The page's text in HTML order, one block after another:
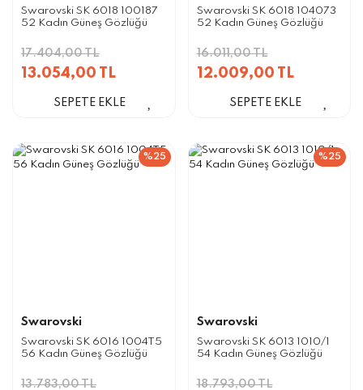
Swarovski SK 6018 100187
52 Kadın Güneş Gözlüğü
17.404,00 TL
13.054,00 TL
SEPETE EKLE
Swarovski SK 6018 104073
52 Kadın Güneş Gözlüğü
16.011,00 TL
12.009,00 TL
SEPETE EKLE
%25
Swarovski
Swarovski SK 6016 1004T5
56 Kadın Güneş Gözlüğü
13.783,00 TL
%25
Swarovski
Swarovski SK 6013 1010/1
54 Kadın Güneş Gözlüğü
18.793,00 TL